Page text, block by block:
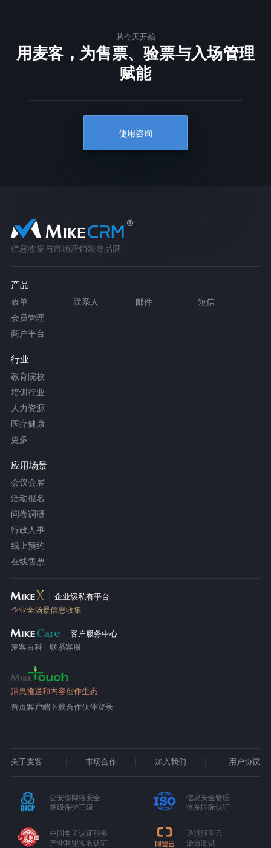
从今天开始
用麦客，为售票、验票与入场管理
赋能
使用咨询
信息收集与市场营销领导品牌
产品
表单 联系人 邮件
短信
会员管理
商户平台
行业
教育院校
培训行业
人力资源
医疗健康
更多
应用场景
会议会展
活动报名
问卷调研
行政人事
线上预约
在线售票
企业级私有平台
企业全场景信息收集
客户服务中心
麦客百科
联系客服
消息推送和内容创作生态
首页客户端下载合作伙伴登录
关于麦客 市场合作 加入我们 用户协议
公安部网络安全
等级保护三级
信息安全管理
体系国际认证
中国电子认证服务
产业联盟实名认证
通过阿里云
渗透测试